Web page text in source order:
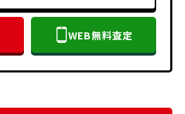
WEB無料査定